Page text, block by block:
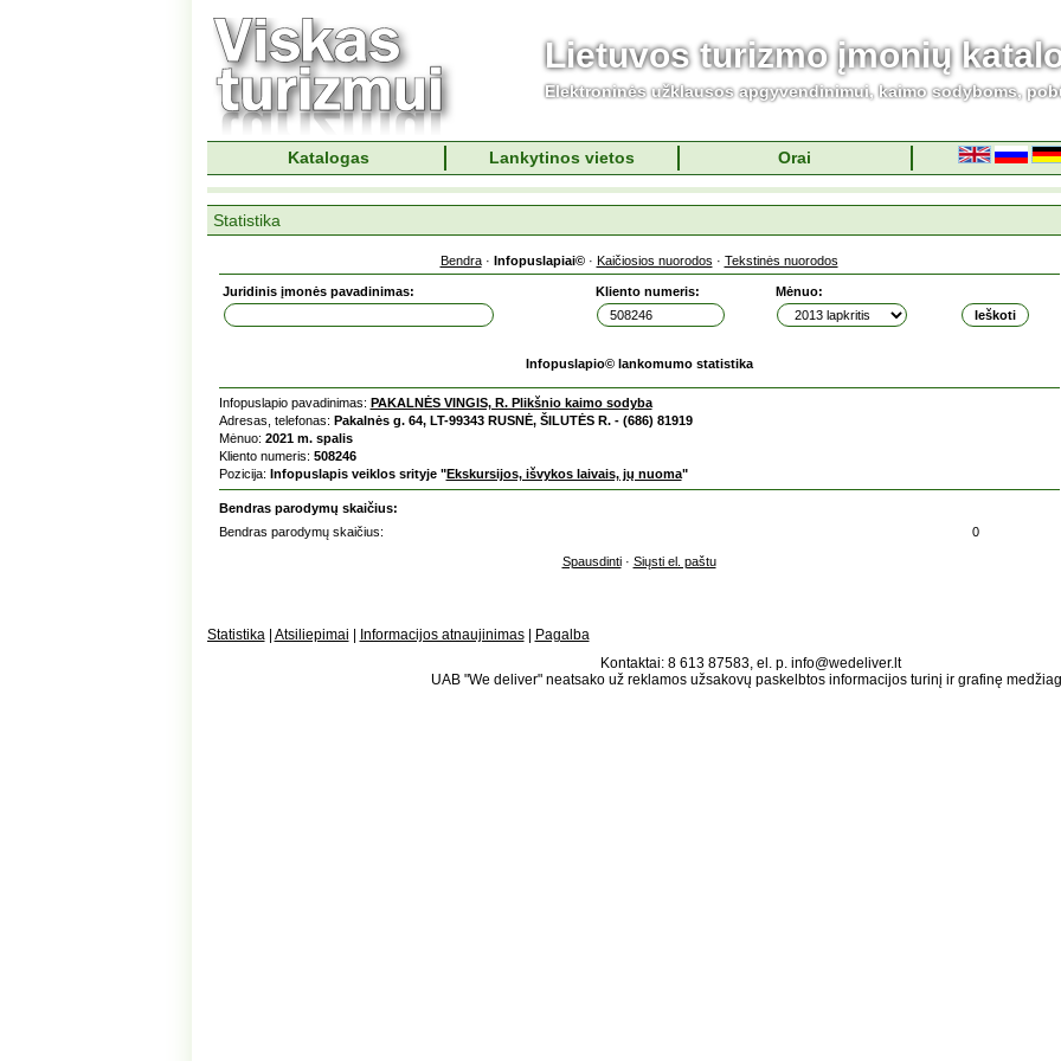
Lietuvos turizmo įmonių
Elektroninės užklausos apgyvendinimui, kaimo sodyboms,
Katalogas Lankytinos vietos Orai
Statistika
Bendra· Infopuslapiai©· Kaičiosios nuorodos · Tekstinės nuorodos
Juridinis įmonės pavadinimas: Kliento numeris: Mėnuo:
Infopuslapio© lankomumo statistika
Infopuslapio pavadinimas: PAKALNĖS VINGIS, R. Plikšnio kaimo sodyba
Adresas, telefonas: Pakalnės g. 64, LT-99343 RUSNĖ, ŠILUTĖS R. - (686) 81919
Mėnuo: 2021 m. spalis
Kliento numeris: 508246
Pozicija: Infopuslapis veiklos srityje "Ekskursijos, išvykos laivais, jų nuoma"
Bendras parodymų skaičius:
Bendras parodymų skaičius:
0
Spausdinti· Siųsti el. paštu
Statistika Atsiliepimai Informacijos atnaujinimas|
Pagalba
Kontaktai: 8 613 87583, el. p. info@wedeliver.lt
UAB "We deliver" neatsako už reklamos užsakovų paskelbtos informacijos turinį ir grafinę